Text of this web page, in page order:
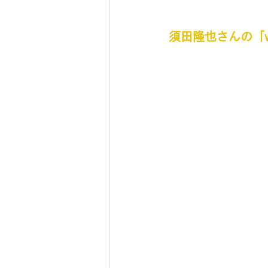
須田隆也さんの「